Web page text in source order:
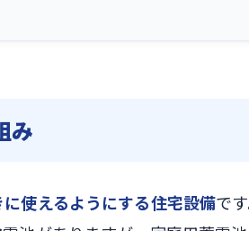
み
使えるようにする住宅設備で